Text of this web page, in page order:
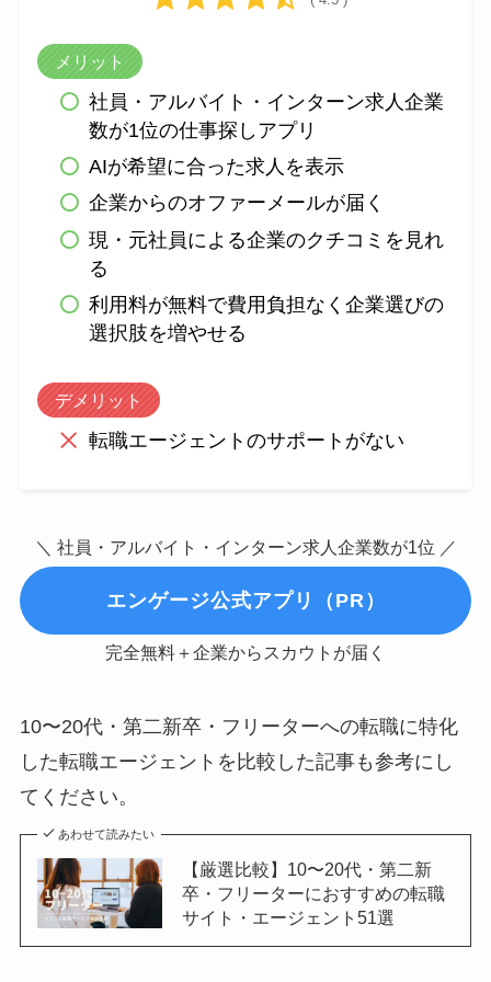
メリット
社員・アルバイト・インターン求人企業
数が1位の仕事探しアプリ
AIが希望に合った求人を表示
企業からのオファーメールが届く
現・元社員による企業のクチコミを見れ
る
利用料が無料で費用負担なく企業選びの
選択肢を増やせる
デメリット
転職エージェントのサポートがない
＼ 社員・アルバイト・インターン求人企業数が1位 ／
エンゲージ公式アプリ（PR）
完全無料＋企業からスカウトが届く
10〜20代・第二新卒・フリーターへの転職に特化
した転職エージェントを比較した記事も参考にし
てください。
あわせて読みたい
【厳選比較】10〜20代・第二新
卒・フリーターにおすすめの転職
サイト・エージェント51選